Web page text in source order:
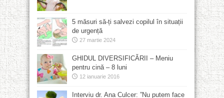
5 măsuri să-ți salvezi copilul în situații
de urgență
27 martie 2024
GHIDUL DIVERSIFICĂRII – Meniu
pentru cină – 8 luni
12 ianuarie 2016
Interviu dr. Ana Culcer: ”Nu putem face